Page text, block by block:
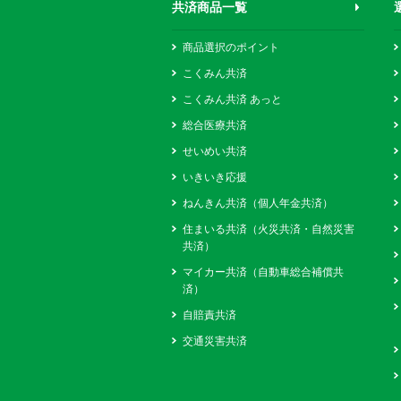
共済商品一覧
商品選択のポイント
こくみん共済
こくみん共済 あっと
総合医療共済
せいめい共済
いきいき応援
ねんきん共済（個人年金共済）
住まいる共済（火災共済・自然災害
共済）
マイカー共済（自動車総合補償共
済）
自賠責共済
交通災害共済